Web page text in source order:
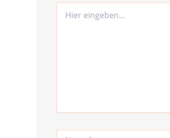
eingeben…